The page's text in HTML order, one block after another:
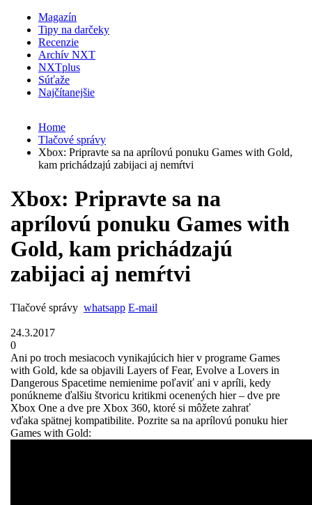
Magazín
Tipy na darčeky
Recenzie
Archív NXT
NXTplus
Súťaže
Najčítanejšie
Home
Tlačové správy
Xbox: Pripravte sa na aprílovú ponuku Games with Gold,
kam prichádzajú zabijaci aj nemŕtvi
Xbox: Pripravte sa na
aprílovú ponuku Games with
Gold, kam prichádzajú
zabijaci aj nemŕtvi
Tlačové správy whatsapp E-mail
24.3.2017
0
Ani po troch mesiacoch vynikajúcich hier v programe Games
with Gold, kde sa objavili Layers of Fear, Evolve a Lovers in
Dangerous Spacetime nemienime poľaviť ani v apríli, kedy
ponúkneme ďalšiu štvoricu kritikmi ocenených hier – dve pre
Xbox One a dve pre Xbox 360, ktoré si môžete zahrať
vďaka spätnej kompatibilite. Pozrite sa na aprílovú ponuku hier
Games with Gold: